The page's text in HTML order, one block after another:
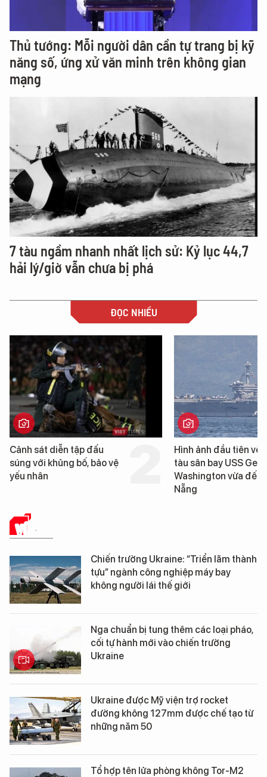
Thủ tướng: Mỗi người dân cần tự trang bị kỹ
năng số, ứng xử văn minh trên không gian
mạng
7 tàu ngầm nhanh nhất lịch sử: Kỷ lục 44,7
hải lý/giờ vẫn chưa bị phá
ĐỌC NHIỀU
Hình ảnh đầu tiên về siêu
tàu sân bay USS George
Washington vừa đến Đà
Cận cảnh chiến hạm
tống tàu sân bay USS
George Washington
Đà Nẵng
VŨ KHÍ
Chiến trường Ukraine: “Triển lãm thành
tựu” ngành công nghiệp máy bay
không người lái thế giới
Nga chuẩn bị tung thêm các loại pháo,
cối tự hành mới vào chiến trường
Ukraine
Ukraine được Mỹ viện trợ rocket
đường không 127mm được chế tạo từ
những năm 50
Tổ hợp tên lửa phòng không Tor-M2